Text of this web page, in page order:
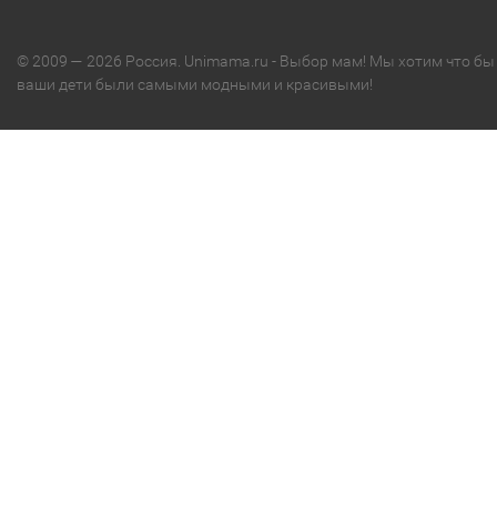
© 2009 — 2026 Россия. Unimama.ru - Выбор мам! Мы хотим что бы
ваши дети были самыми модными и красивыми!